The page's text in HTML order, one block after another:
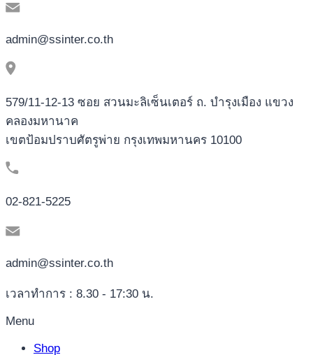
admin@ssinter.co.th
579/11-12-13 ซอย สวนมะลิเซ็นเตอร์ ถ. บำรุงเมือง แขวง
คลองมหานาค
เขตป้อมปราบศัตรูพ่าย กรุงเทพมหานคร 10100
02-821-5225
admin@ssinter.co.th
เวลาทำการ : 8.30 - 17:30 น.
Menu
Shop